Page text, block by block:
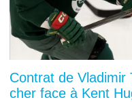
Contrat de Vladimir
cher face à Kent